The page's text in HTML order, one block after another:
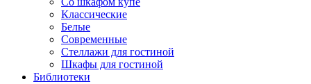
Классические
Белые
Современные
Стеллажи для гостиной
Шкафы для гостиной
Библиотеки